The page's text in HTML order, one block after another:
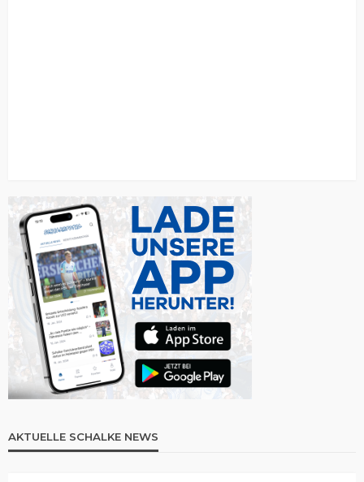
AKTUELLE SCHALKE NEWS